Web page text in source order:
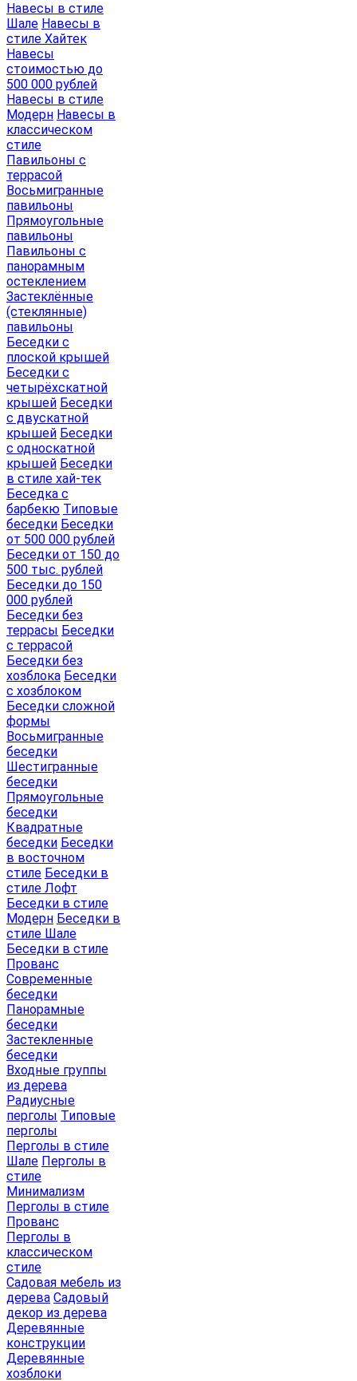
Навесы в стиле
Шале Навесы в
стиле Хайтек
Навесы
стоимостью до
500 000 рублей
Навесы в стиле
Модерн Навесы в
классическом
стиле
Павильоны с
террасой
Восьмигранные
павильоны
Прямоугольные
павильоны
Павильоны с
панорамным
остеклением
Застеклённые
(стеклянные)
павильоны
Беседки с
плоской крышей
Беседки с
четырёхскатной
крышей Беседки
с двускатной
крышей Беседки
с односкатной
крышей Беседки
в стиле хай-тек
Беседка с
барбекю Типовые
беседки Беседки
от 500 000 рублей
Беседки от 150 до
500 тыс. рублей
Беседки до 150
000 рублей
Беседки без
террасы Беседки
с террасой
Беседки без
хозблока Беседки
с хозблоком
Беседки сложной
формы
Восьмигранные
беседки
Шестигранные
беседки
Прямоугольные
беседки
Квадратные
беседки Беседки
в восточном
стиле Беседки в
стиле Лофт
Беседки в стиле
Модерн Беседки в
стиле Шале
Беседки в стиле
Прованс
Современные
беседки
Панорамные
беседки
Застекленные
беседки
Входные группы
из дерева
Радиусные
перголы Типовые
перголы
Перголы в стиле
Шале Перголы в
стиле
Минимализм
Перголы в стиле
Прованс
Перголы в
классическом
стиле
Садовая мебель из
дерева Садовый
декор из дерева
Деревянные
конструкции
Деревянные
хозблоки